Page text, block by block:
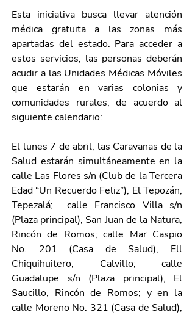
Esta iniciativa busca llevar atención
médica gratuita a las zonas más
apartadas del estado. Para acceder a
estos servicios, las personas deberán
acudir a las Unidades Médicas Móviles
que estarán en varias colonias y
comunidades rurales, de acuerdo al
siguiente calendario:
El lunes 7 de abril, las Caravanas de la
Salud estarán simultáneamente en la
calle Las Flores s/n (Club de la Tercera
Edad “Un Recuerdo Feliz”), El Tepozán,
Tepezalá;  calle Francisco Villa s/n
(Plaza principal), San Juan de la Natura,
Rincón de Romos; calle Mar Caspio
No. 201 (Casa de Salud), Ell
Chiquihuitero, Calvillo; calle
Guadalupe s/n (Plaza principal), El
Saucillo, Rincón de Romos; y en la
calle Moreno No. 321 (Casa de Salud),